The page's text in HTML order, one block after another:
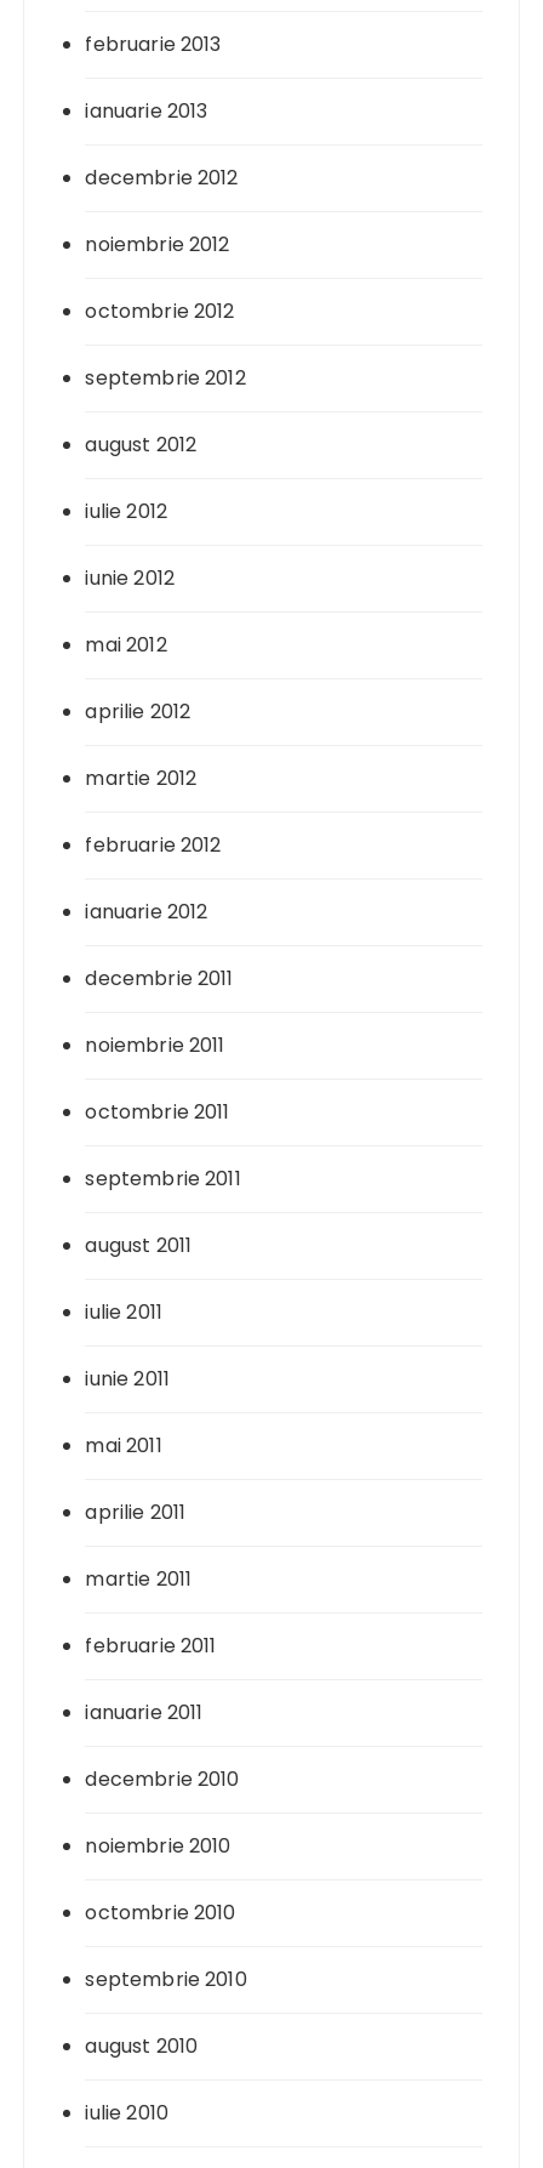
februarie 2013
ianuarie 2013
decembrie 2012
noiembrie 2012
octombrie 2012
septembrie 2012
august 2012
iulie 2012
iunie 2012
mai 2012
aprilie 2012
martie 2012
februarie 2012
ianuarie 2012
decembrie 2011
noiembrie 2011
octombrie 2011
septembrie 2011
august 2011
iulie 2011
iunie 2011
mai 2011
aprilie 2011
martie 2011
februarie 2011
ianuarie 2011
decembrie 2010
noiembrie 2010
octombrie 2010
septembrie 2010
august 2010
iulie 2010